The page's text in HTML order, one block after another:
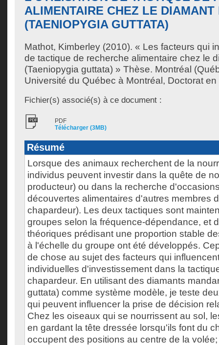
ALIMENTAIRE CHEZ LE DIAMANT
(TAENIOPYGIA GUTTATA)
Mathot, Kimberley (2010). « Les facteurs qui
de tactique de recherche alimentaire chez le
(Taeniopygia guttata) » Thèse. Montréal
Université du Québec à Montréal, Doctorat
Fichier(s) associé(s) à ce document :
PDF
Télécharger (3MB)
Résumé
Lorsque des animaux recherchent de la
individus peuvent investir dans la quête de
producteur) ou dans la recherche
découvertes alimentaires d'autres membres
chapardeur). Les deux tactiques sont
groupes selon la fréquence-dépendance, et
théoriques prédisant une proportion stable
à l'échelle du groupe ont été développés.
de chose au sujet des facteurs qui
individuelles d'investissement dans la
chapardeur. En utilisant des diamants
guttata) comme système modèle, je teste
qui peuvent influencer la prise de décision
Chez les oiseaux qui se nourrissent au sol,
en gardant la tête dressée lorsqu'ils font du
occupent des positions au centre de la